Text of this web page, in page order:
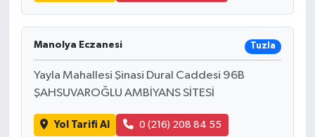
Manolya Eczanesi Tuzla
Yayla Mahallesi Şinasi Dural Caddesi 96B
ŞAHSUVAROĞLU AMBİYANS SİTESİ
Yol Tarifi Al 0 (216) 208 84 55